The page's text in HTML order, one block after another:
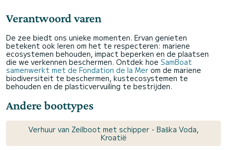
Verantwoord varen
De zee biedt ons unieke momenten. Ervan genieten
betekent ook leren om het te respecteren: mariene
ecosystemen behouden, impact beperken en de plaatsen
die we verkennen beschermen. Ontdek hoe SamBoat
samenwerkt met de Fondation de la Mer om de mariene
biodiversiteit te beschermen, kustecosystemen te
behouden en de plasticvervuiling te bestrijden.
Andere boottypes
Verhuur van Zeilboot met schipper - Baška Voda,
Kroatië